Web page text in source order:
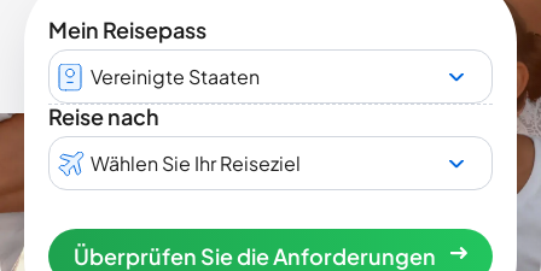
Mein Reisepass
Vereinigte Staaten
Reise nach
Wählen Sie Ihr Reiseziel
Überprüfen Sie die Anforderungen